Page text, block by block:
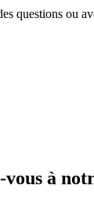
questions ou
à